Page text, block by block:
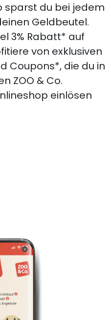
sparst du bei jedem
Geldbeutel.
3% Rabatt* auf
von exklusiven
Coupons*, die du in
ZOO & Co.
einlösen